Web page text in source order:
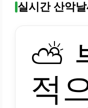
실시간 산악
⛅
적